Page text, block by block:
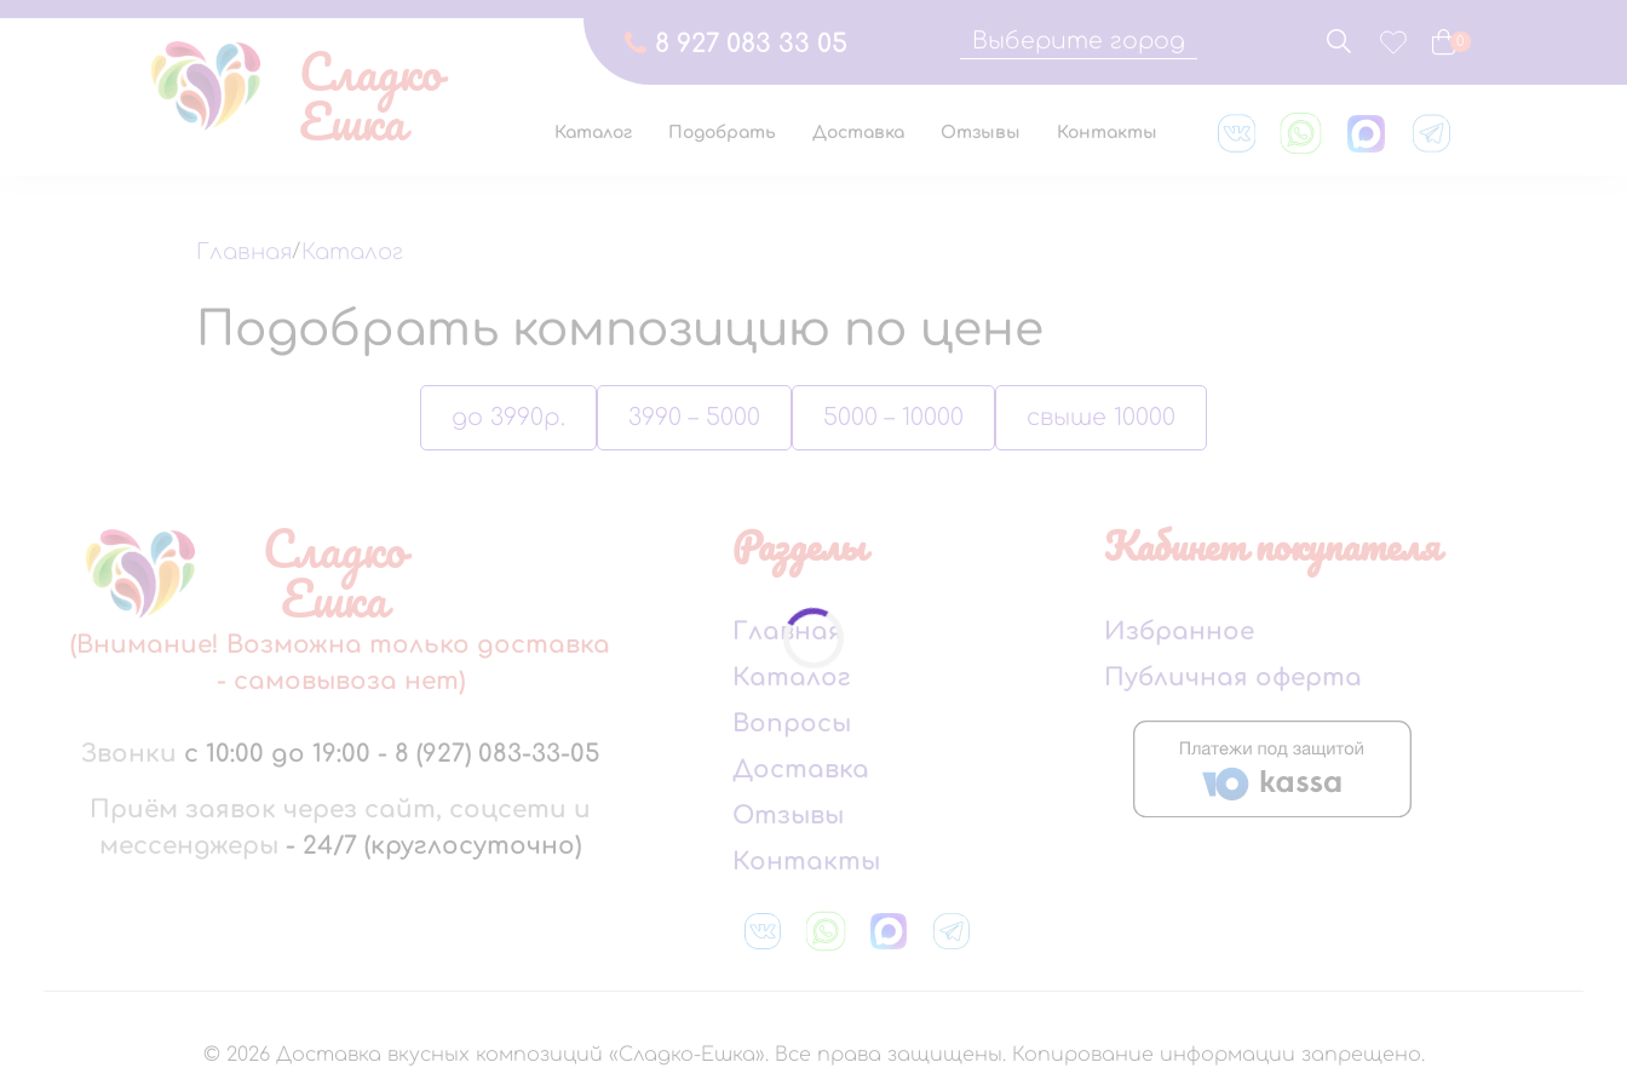
8 927 083 33 05 Выберите город 0
Сладко
Ешка Каталог Подобрать Доставка Отзывы Контакты
Главная/ Каталог
Подобрать композицию по цене
до 3990р. 3990 – 5000 5000 – 10000 свыше 10000
Сладко
Ешка
(Внимание! Возможна только доставка
- самовывоза нет)
Звонки с 10:00 до 19:00 - 8 (927) 083-33-05
Приём заявок через сайт, соцсети и
мессенджеры - 24/7 (круглосуточно)
Разделы
Главная
Каталог
Вопросы
Доставка
Отзывы
Контакты
Кабинет покупателя
Избранное
Публичная оферта
© 2026Доставка вкусных композиций «Сладко-Ешка». Все права защищены. Копирование информации запрещено.